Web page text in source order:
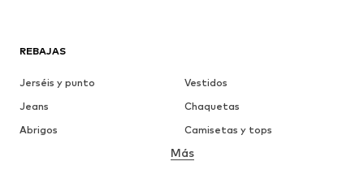
REBAJAS
Jerséis y punto
Vestidos
Jeans
Chaquetas
Abrigos
Camisetas y tops
Ropa interior
Más